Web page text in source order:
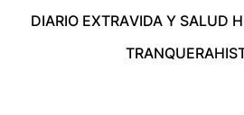
DIARIO EXTRAVIDA Y SALUD
TRANQUERA